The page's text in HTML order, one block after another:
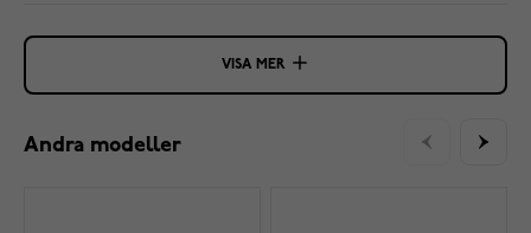
VISA MER
Andra modeller